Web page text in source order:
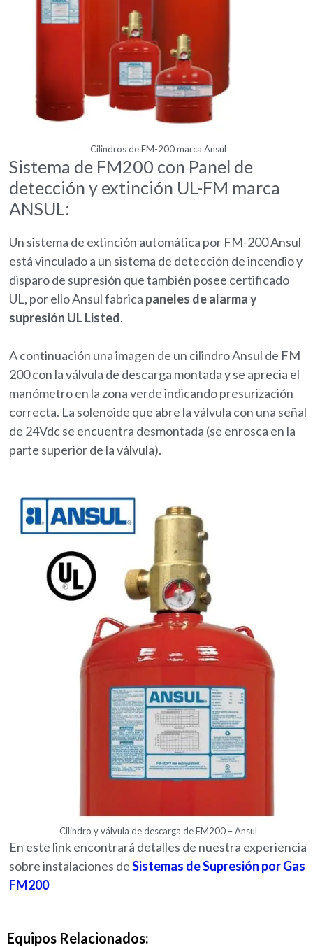
Cilindros de FM-200 marca Ansul
Sistema de FM200 con Panel de
detección y extinción UL-FM marca
ANSUL:
Un sistema de extinción automática por FM-200 Ansul
está vinculado a un sistema de detección de incendio y
disparo de supresión que también posee certificado
UL, por ello Ansul fabrica paneles de alarma y
supresión UL Listed.
A continuación una imagen de un cilindro Ansul de FM
200 con la válvula de descarga montada y se aprecia el
manómetro en la zona verde indicando presurización
correcta. La solenoide que abre la válvula con una señal
de 24Vdc se encuentra desmontada (se enrosca en la
parte superior de la válvula).
Cilindro y válvula de descarga de FM200 – Ansul
En este link encontrará detalles de nuestra experiencia
sobre instalaciones deSistemas de Supresión por Gas
FM200
Equipos Relacionados: